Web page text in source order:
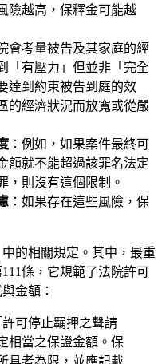
險越高，保釋金可能越
會考量被告及其家庭的經
「有壓力」但並非「完全
達到約束被告到庭的效
的經濟狀況而放寬或從嚴
：例如，如果案件最終可
額就不能超過該罪名法定
，則沒有這個限制。
：如果存在這些風險，保
的相關規定。其中，最重
條，它規範了法院許可
金額：
許可停止羈押之聲請
相當之保證金額。保
具者為限，並應記載